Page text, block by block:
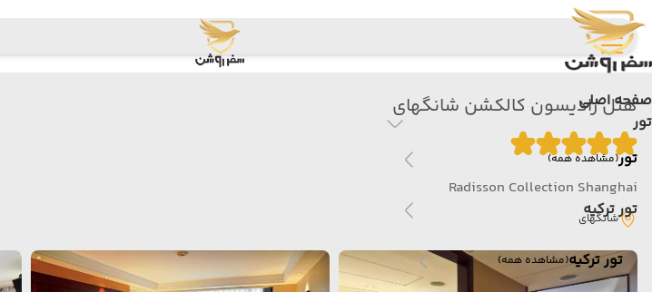
صفحه اصلی
تور
تور(مشاهده همه)
تور ترکیه
تور ترکیه(مشاهده همه)
هتل رادیسون کالکشن شانگهای
Radisson Collection Shanghai
شانگهای